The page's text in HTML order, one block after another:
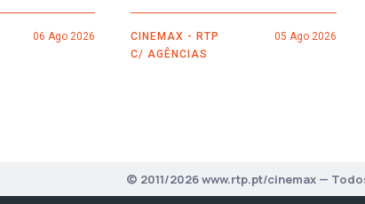
06 Ago 2026
CINEMAX - RTP
C/ AGÊNCIAS
05 Ago 2026
© 2011/2026 www.rtp.pt/cinemax —